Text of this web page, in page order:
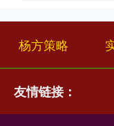
杨方策略
友情链接：